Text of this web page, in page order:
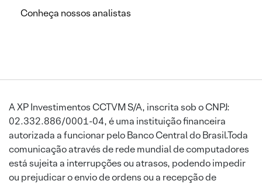
Conheça nossos analistas
A XP Investimentos CCTVM S/A, inscrita sob o CNPJ:
02.332.886/0001-04, é uma instituição financeira
autorizada a funcionar pelo Banco Central do Brasil.Toda
comunicação através de rede mundial de computadores
está sujeita a interrupções ou atrasos, podendo impedir
ou prejudicar o envio de ordens ou a recepção de